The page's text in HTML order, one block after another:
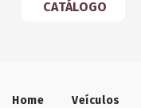
CATÁLOGO
Home Veículos